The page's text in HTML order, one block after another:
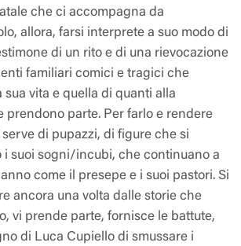
che ci accompagna da
allora, farsi interprete a suo modo di
di un rito e di una rievocazione
familiari comici e tragici che
sua vita e quella di quanti alla
prendono parte. Per farlo e rendere
di pupazzi, di figure che si
i suoi sogni/incubi, che continuano a
come il presepe e i suoi pastori. Si
ancora una volta dalle storie che
vi prende parte, fornisce le battute,
di Luca Cupiello di smussare i